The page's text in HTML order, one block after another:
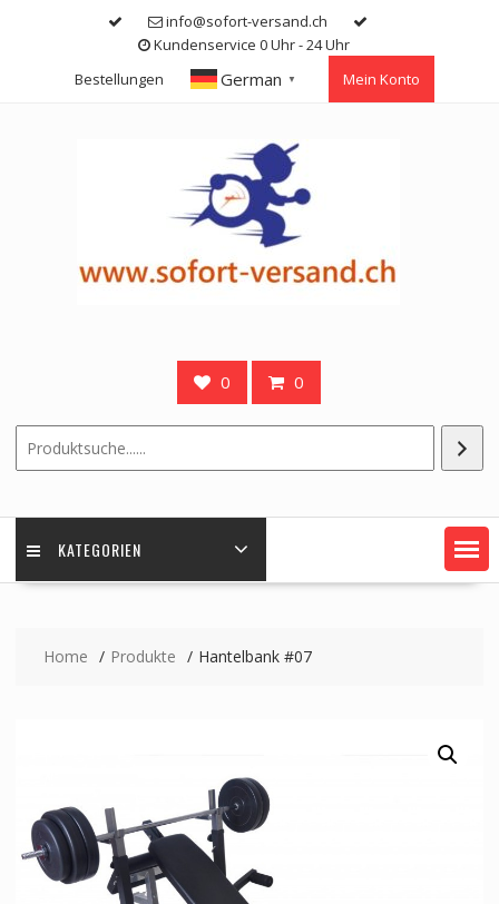
info@sofort-versand.ch
Kundenservice 0 Uhr - 24 Uhr
Bestellungen
German ▼ Mein Konto
0 0
KATEGORIEN
Home Produkte Hantelbank #07